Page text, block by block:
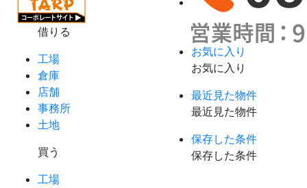
借りる
工場
倉庫
店舗
事務所
土地
買う
工場
お気に入り
お気に入り
最近見た物件
最近見た物件
保存した条件
保存した条件